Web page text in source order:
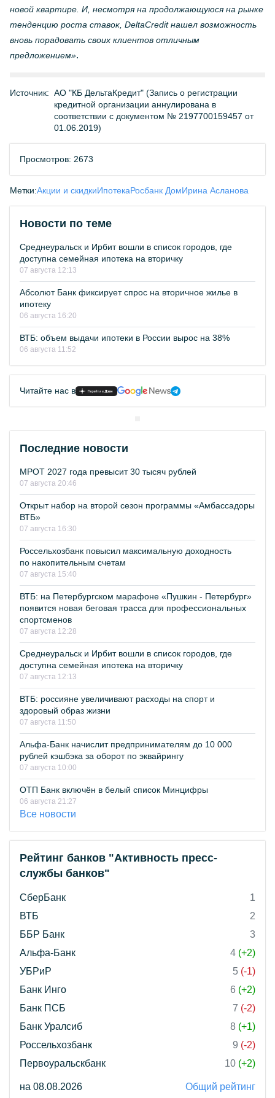
новой квартире. И, несмотря на продолжающуюся на рынке
тенденцию роста ставок, DeltaCredit нашел возможность
вновь порадовать своих клиентов отличным
предложением».
Источник: АО "КБ ДельтаКредит" (Запись о регистрации
кредитной организации аннулирована в
соответствии с документом № 2197700159457 от
01.06.2019)
Просмотров: 2673
Метки:Акции и скидкиИпотекаРосбанк ДомИрина Асланова
Новости по теме
Среднеуральск и Ирбит вошли в список городов, где
доступна семейная ипотека на вторичку
07 августа 12:13
Абсолют Банк фиксирует спрос на вторичное жилье в
ипотеку
06 августа 16:20
ВТБ: объем выдачи ипотеки в России вырос на 38%
06 августа 11:52
Читайте нас в
Последние новости
МРОТ 2027 года превысит 30 тысяч рублей
07 августа 20:46
Открыт набор на второй сезон программы «Амбассадоры
ВТБ»
07 августа 16:30
Россельхозбанк повысил максимальную доходность
по накопительным счетам
07 августа 15:40
ВТБ: на Петербургском марафоне «Пушкин - Петербург»
появится новая беговая трасса для профессиональных
спортсменов
07 августа 12:28
Среднеуральск и Ирбит вошли в список городов, где
доступна семейная ипотека на вторичку
07 августа 12:13
ВТБ: россияне увеличивают расходы на спорт и
здоровый образ жизни
07 августа 11:50
Альфа-Банк начислит предпринимателям до 10 000
рублей кэшбэка за оборот по эквайрингу
07 августа 10:00
ОТП Банк включён в белый список Минцифры
06 августа 21:27
Все новости
Рейтинг банков "Активность пресс-
службы банков"
СберБанк
1
ВТБ
2
ББР Банк
3
Альфа-Банк
4 (+2)
УБРиР
5 (-1)
Банк Инго
6 (+2)
Банк ПСБ
7 (-2)
Банк Уралсиб
8 (+1)
Россельхозбанк
9 (-2)
Первоуральскбанк
10 (+2)
на 08.08.2026 Общий рейтинг